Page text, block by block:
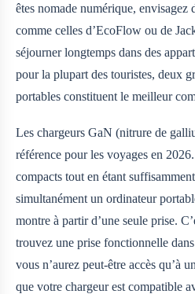
êtes nomade numérique, envisagez
comme celles d’EcoFlow ou de
séjourner longtemps dans des
pour la plupart des touristes, deux
portables constituent le meilleur
Les chargeurs GaN (nitrure de
référence pour les voyages en
compacts tout en étant
simultanément un ordinateur
montre à partir d’une seule prise.
trouvez une prise fonctionnelle
vous n’aurez peut-être accès qu’à
que votre chargeur est compatible